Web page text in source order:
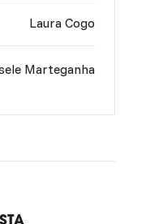
Laura Cogo
Marteganha